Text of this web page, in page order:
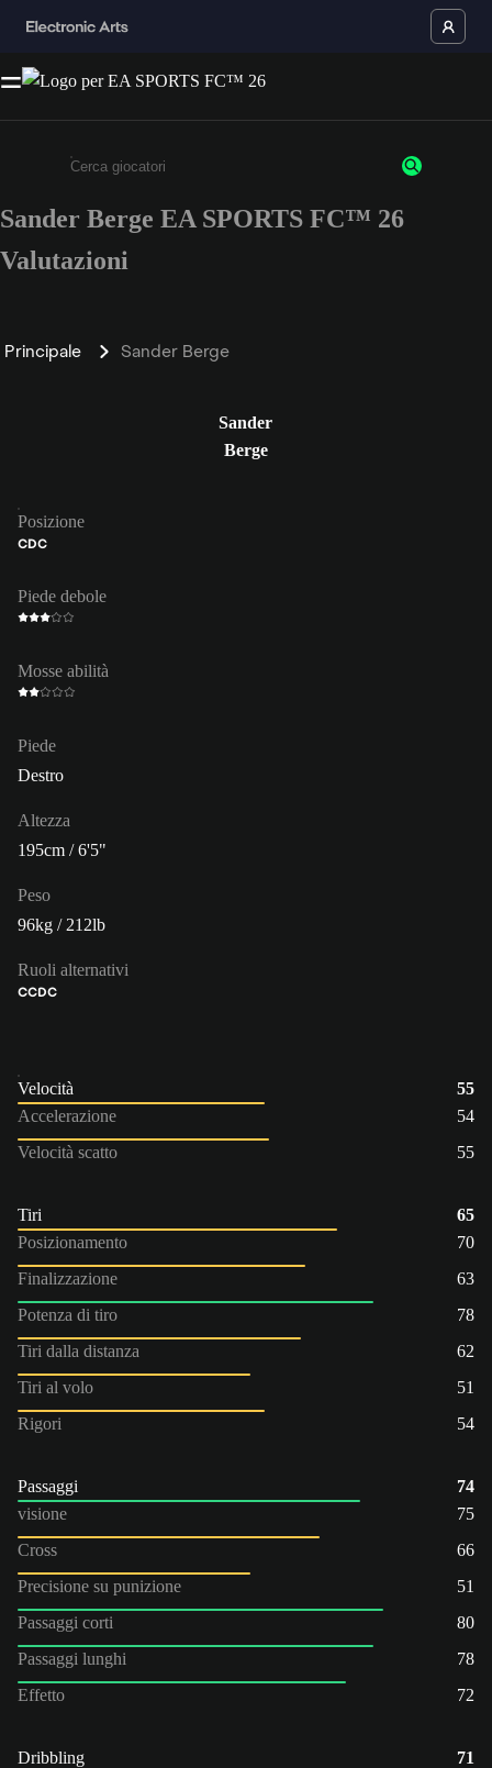
Inserisci un minimo di 3 caratteri o numeri.
Sander Berge EA SPORTS FC™ 26
Valutazioni
Principale Sander Berge
Sander
Berge
Posizione
CDC
Piede debole
Mosse abilità
Piede
Destro
Altezza
195cm / 6'5"
Peso
96kg / 212lb
Ruoli alternativi
CCDC
Velocità
55
Accelerazione
54
Velocità scatto
55
Tiri
65
Posizionamento
70
Finalizzazione
63
Potenza di tiro
78
Tiri dalla distanza
62
Tiri al volo
51
Rigori
54
Passaggi
74
visione
75
Cross
66
Precisione su punizione
51
Passaggi corti
80
Passaggi lunghi
78
Effetto
72
Dribbling
71